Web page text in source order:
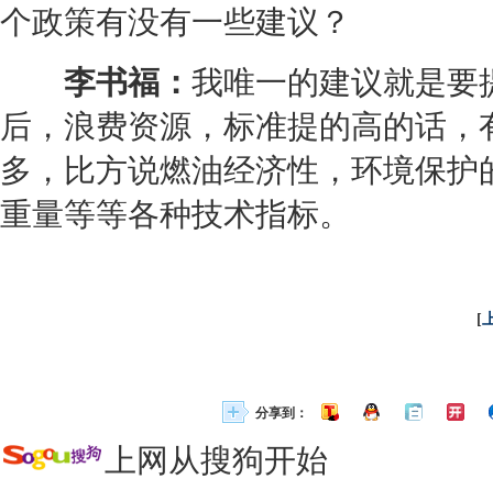
个政策有没有一些建议？
李书福： 我唯一的建议就是要
后，浪费资源，标准提的高的话
多，比方说燃油经济性，环境保
重量等等各种技术指标。
[
分享到：
上网从搜狗开始